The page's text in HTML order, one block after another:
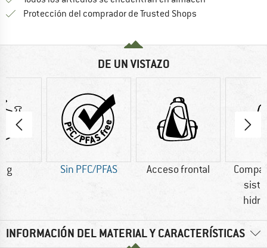
Protección del comprador de Trusted Shops
DE UN VISTAZO
g Sin PFC/PFAS Acceso frontal
INFORMACIÓN DEL MATERIAL Y CARACTERÍSTICAS